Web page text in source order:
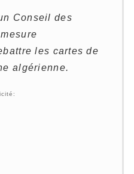
Conseil des
les cartes de
algérienne.